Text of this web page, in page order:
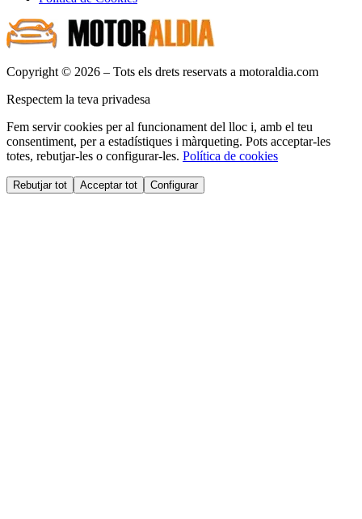
Copyright © 2026 – Tots els drets reservats a motoraldia.com
Respectem la teva privadesa
Fem servir cookies per al funcionament del lloc i, amb el teu
consentiment, per a estadístiques i màrqueting. Pots acceptar-les
totes, rebutjar-les o configurar-les. Política de cookies
Rebutjar tot Acceptar tot Configurar